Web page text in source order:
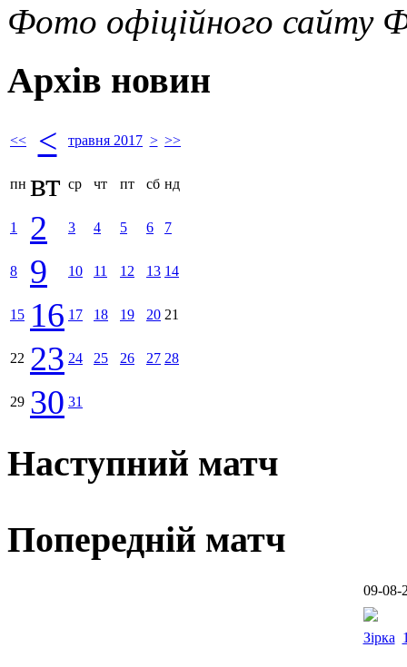
Фото офіційного сайту
Архів новин
<< < травня 2017 > >>
пн вт ср чт пт сб нд
1 2 3 4 5 6 7
8 9 10 11 12 13 14
15 16 17 18 19 20 21
22 23 24 25 26 27 28
29 30 31
Наступний матч
Попередній матч
09-08-
Зірка